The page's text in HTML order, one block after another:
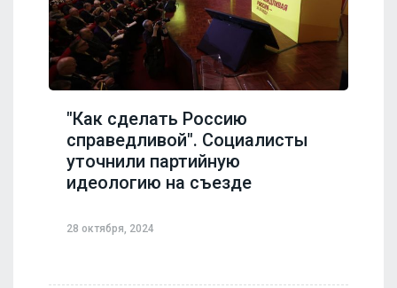
"Как сделать Россию
справедливой". Социалисты
уточнили партийную
идеологию на съезде
28 октября, 2024